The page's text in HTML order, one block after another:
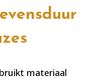
materiaal